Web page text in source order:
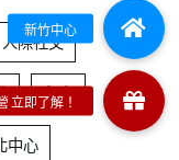
人際社交
兒童
中心